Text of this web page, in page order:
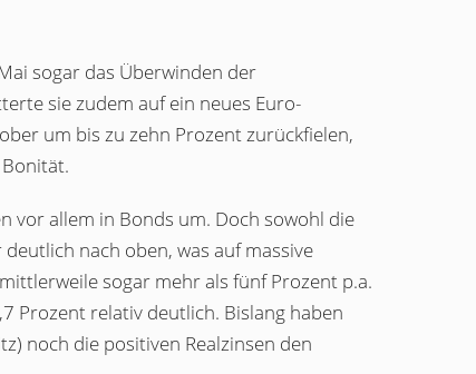
sogar das Überwinden der
sie zudem auf ein neues Euro-
um bis zu zehn Prozent zurückfielen,
vor allem in Bonds um. Doch sowohl die
nach oben, was auf massive
sogar mehr als fünf Prozent p.a.
Prozent relativ deutlich. Bislang haben
noch die positiven Realzinsen den